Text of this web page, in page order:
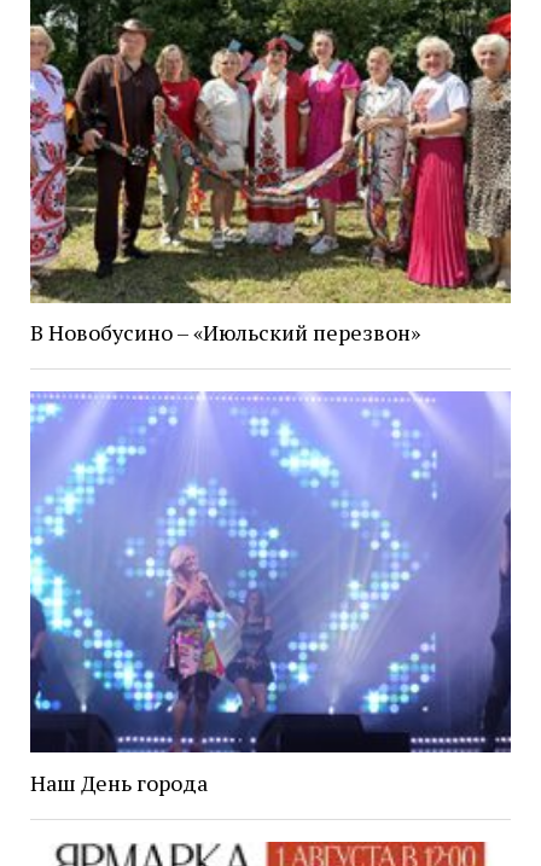
В Новобусино – «Июльский перезвон»
Наш День города